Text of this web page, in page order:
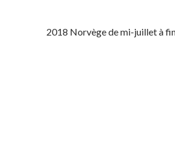
2018 Norvège de mi-juillet à